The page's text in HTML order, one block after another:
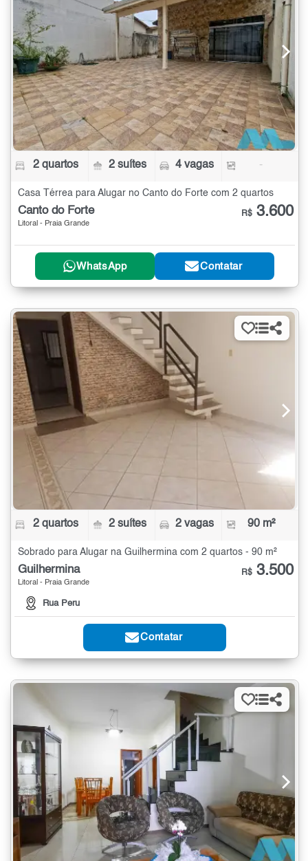
2 quartos 2 suítes 4 vagas -
Casa Térrea para Alugar no Canto do Forte com 2 quartos
Canto do Forte
Litoral - Praia Grande
R$ 3.600
WhatsApp Contatar
2 quartos 2 suítes 2 vagas 90 m²
Sobrado para Alugar na Guilhermina com 2 quartos - 90 m²
Guilhermina
Litoral - Praia Grande
Rua Peru
R$ 3.500
Contatar